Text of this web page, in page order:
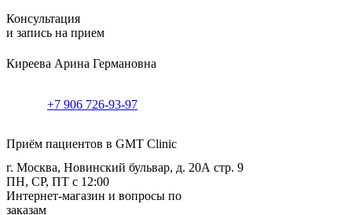
Консультация
и запись на прием
Киреева Арина Германовна
+7 906 726-93-97
Приём пациентов в GMT Clinic
г. Москва, Новинский бульвар, д. 20А стр. 9
ПН, СР, ПТ с 12:00
Интернет-магазин и вопросы по
заказам